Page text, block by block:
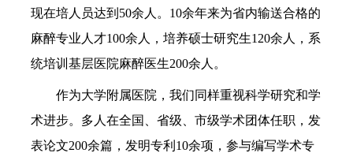
现在培人员达到50余人。10余年来为省内输送合格的
麻醉专业人才100余人，培养硕士研究生120余人，系
统培训基层医院麻醉医生200余人。
作为大学附属医院，我们同样重视科学研究和学
术进步。多人在全国、省级、市级学术团体任职，发
表论文200余篇，发明专利10余项，参与编写学术专